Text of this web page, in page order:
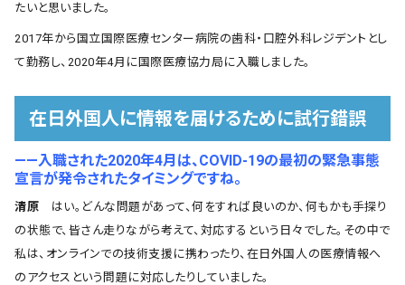
たいと思いました。
2017年から国立国際医療センター病院の歯科・口腔外科レジデントとし
て勤務し、2020年4月に国際医療協力局に入職しました。
在日外国人に情報を届けるために試行錯誤
――入職された2020年4月は、COVID-19の最初の緊急事態
宣言が発令されたタイミングですね。
清原 はい。どんな問題があって、何をすれば良いのか、何もかも手探り
の状態で、皆さん走りながら考えて、対応するという日々でした。その中で
私は、オンラインでの技術支援に携わったり、在日外国人の医療情報へ
のアクセスという問題に対応したりしていました。